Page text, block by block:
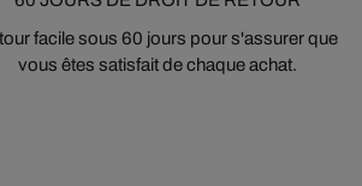
facile sous 60 jours pour s'assurer que
vous êtes satisfait de chaque achat.